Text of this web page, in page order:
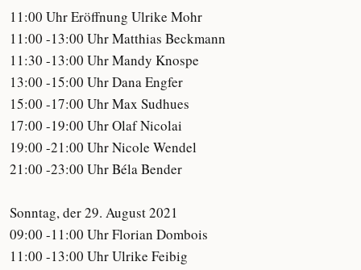
11:00 Uhr Eröffnung Ulrike Mohr
11:00 -13:00 Uhr Matthias Beckmann
11:30 -13:00 Uhr Mandy Knospe
13:00 -15:00 Uhr Dana Engfer
15:00 -17:00 Uhr Max Sudhues
17:00 -19:00 Uhr Olaf Nicolai
19:00 -21:00 Uhr Nicole Wendel
21:00 -23:00 Uhr Béla Bender
Sonntag, der 29. August 2021
09:00 -11:00 Uhr Florian Dombois
11:00 -13:00 Uhr Ulrike Feibig